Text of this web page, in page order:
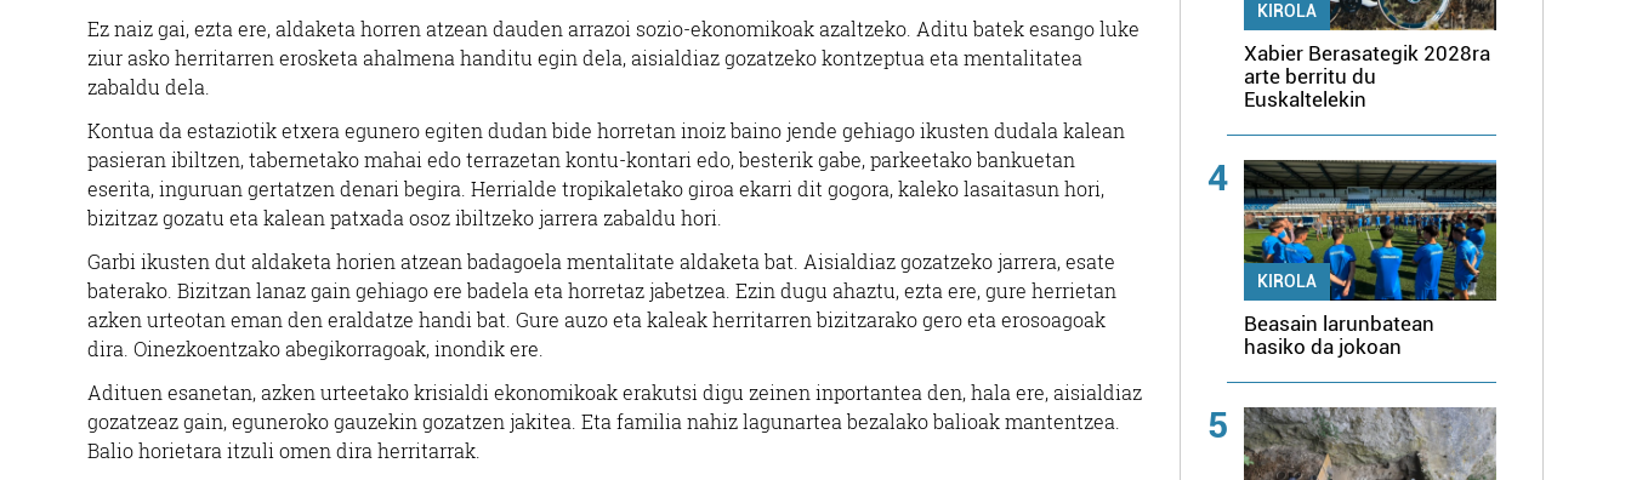
Ez naiz gai, ezta ere, aldaketa horren atzean dauden arrazoi sozio-ekonomikoak azaltzeko. Aditu batek esango luke
ziur asko herritarren erosketa ahalmena handitu egin dela, aisialdiaz gozatzeko kontzeptua eta mentalitatea
zabaldu dela.
Kontua da estaziotik etxera egunero egiten dudan bide horretan inoiz baino jende gehiago ikusten dudala kalean
pasieran ibiltzen, tabernetako mahai edo terrazetan kontu-kontari edo, besterik gabe, parkeetako bankuetan
eserita, inguruan gertatzen denari begira. Herrialde tropikaletako giroa ekarri dit gogora, kaleko lasaitasun hori,
bizitzaz gozatu eta kalean patxada osoz ibiltzeko jarrera zabaldu hori.
Garbi ikusten dut aldaketa horien atzean badagoela mentalitate aldaketa bat. Aisialdiaz gozatzeko jarrera, esate
baterako. Bizitzan lanaz gain gehiago ere badela eta horretaz jabetzea. Ezin dugu ahaztu, ezta ere, gure herrietan
azken urteotan eman den eraldatze handi bat. Gure auzo eta kaleak herritarren bizitzarako gero eta erosoagoak
dira. Oinezkoentzako abegikorragoak, inondik ere.
Adituen esanetan, azken urteetako krisialdi ekonomikoak erakutsi digu zeinen inportantea den, hala ere, aisialdiaz
gozatzeaz gain, eguneroko gauzekin gozatzen jakitea. Eta familia nahiz lagunartea bezalako balioak mantentzea.
Balio horietara itzuli omen dira herritarrak.
KIROLA
Xabier Berasategik 2028ra
arte berritu du
Euskaltelekin
4
KIROLA
Beasain larunbatean
hasiko da jokoan
5